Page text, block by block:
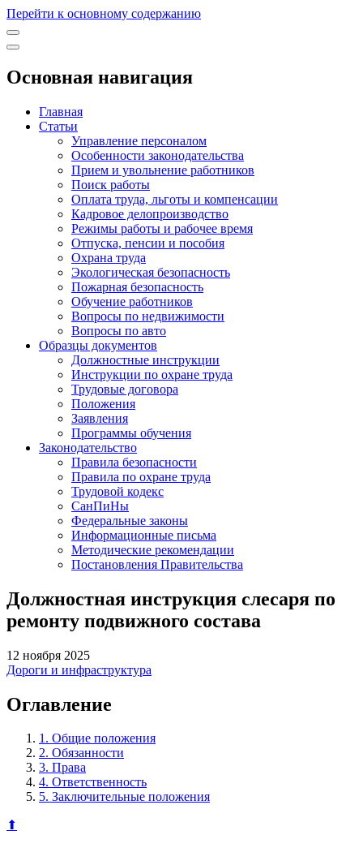
Перейти к основному содержанию
Основная навигация
Главная
Статьи
Управление персоналом
Особенности законодательства
Прием и увольнение работников
Поиск работы
Оплата труда, льготы и компенсации
Кадровое делопроизводство
Режимы работы и рабочее время
Отпуска, пенсии и пособия
Охрана труда
Экологическая безопасность
Пожарная безопасность
Обучение работников
Вопросы по недвижимости
Вопросы по авто
Образцы документов
Должностные инструкции
Инструкции по охране труда
Трудовые договора
Положения
Заявления
Программы обучения
Законодательство
Правила безопасности
Правила по охране труда
Трудовой кодекс
СанПиНы
Федеральные законы
Информационные письма
Методические рекомендации
Постановления Правительства
Должностная инструкция слесаря по
ремонту подвижного состава
12 ноября 2025
Дороги и инфраструктура
Оглавление
1. Общие положения
2. Обязанности
3. Права
4. Ответственность
5. Заключительные положения
⬆